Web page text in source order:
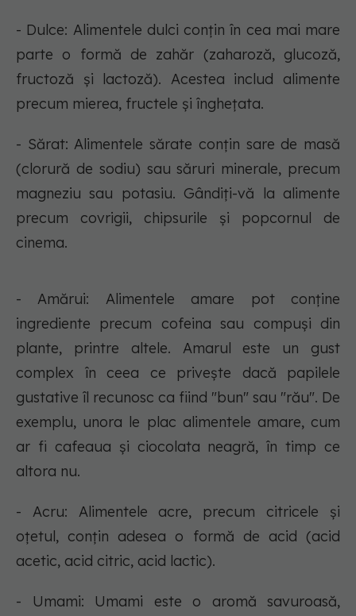
- Dulce: Alimentele dulci conțin în cea mai mare
parte o formă de zahăr (zaharoză, glucoză,
fructoză și lactoză). Acestea includ alimente
precum mierea, fructele și înghețata.
- Sărat: Alimentele sărate conțin sare de masă
(clorură de sodiu) sau săruri minerale, precum
magneziu sau potasiu. Gândiți-vă la alimente
precum covrigii, chipsurile și popcornul de
cinema.
- Amărui: Alimentele amare pot conține
ingrediente precum cofeina sau compuși din
plante, printre altele. Amarul este un gust
complex în ceea ce privește dacă papilele
gustative îl recunosc ca fiind "bun" sau "rău". De
exemplu, unora le plac alimentele amare, cum
ar fi cafeaua și ciocolata neagră, în timp ce
altora nu.
- Acru: Alimentele acre, precum citricele și
oțetul, conțin adesea o formă de acid (acid
acetic, acid citric, acid lactic).
- Umami: Umami este o aromă savuroasă,